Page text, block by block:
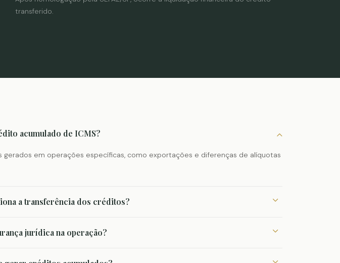
transferido.
acumulado de ICMS?
gerados em operações específicas, como exportações e diferenças de alíquotas
a transferência dos créditos?
jurídica na operação?